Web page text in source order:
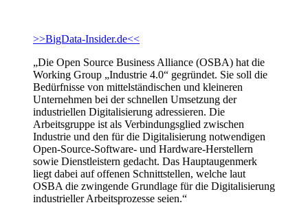
>>BigData-Insider.de<<
„Die Open Source Business Alliance (OSBA) hat die
Working Group „Industrie 4.0“ gegründet. Sie soll die
Bedürfnisse von mittelständischen und kleineren
Unternehmen bei der schnellen Umsetzung der
industriellen Digitalisierung adressieren. Die
Arbeitsgruppe ist als Verbindungsglied zwischen
Industrie und den für die Digitalisierung notwendigen
Open-Source-Software- und Hardware-Herstellern
sowie Dienstleistern gedacht. Das Hauptaugenmerk
liegt dabei auf offenen Schnittstellen, welche laut
OSBA die zwingende Grundlage für die Digitalisierung
industrieller Arbeitsprozesse seien.“